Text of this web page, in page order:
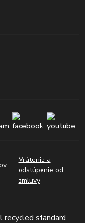
Vrátenie a
odstúpenie od
zmluvy